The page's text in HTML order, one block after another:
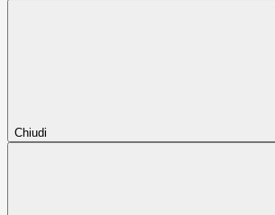
Chiudi